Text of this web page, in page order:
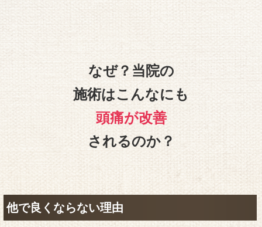
なぜ？当院の
施術はこんなにも
頭痛が改善
されるのか？
他で良くならない理由